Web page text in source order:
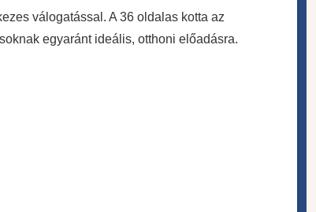
válogatással. A 36 oldalas kotta az
egyaránt ideális, otthoni előadásra.